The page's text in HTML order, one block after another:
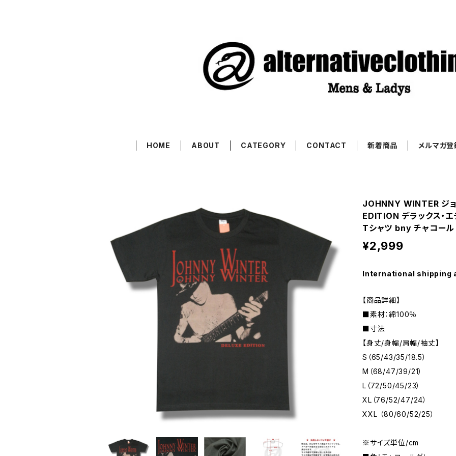
HOME ABOUT CATEGORY CONTACT 新着商品 メルマガ登
JOHNNY WINTER ジョ
EDITION デラックス・
Tシャツ bny チャコー
¥2,999
International shipping
【商品詳細】
■素材：綿100％
■寸法
【身丈/身幅/肩幅/袖丈】
S（65/43/35/18.5）
M（68/47/39/21）
L（72/50/45/23）
XL（76/52/47/24）
XXL （80/60/52/25）
※サイズ単位/cm